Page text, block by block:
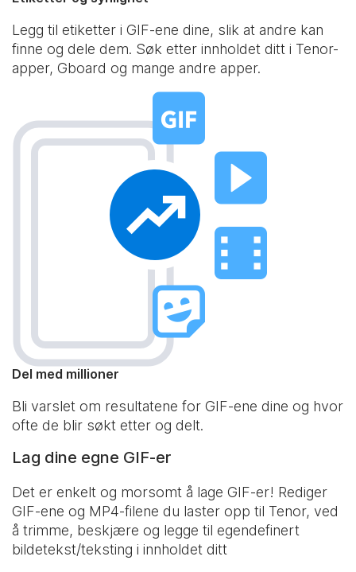
Legg til etiketter i GIF-ene dine, slik at andre kan
finne og dele dem. Søk etter innholdet ditt i Tenor-
apper, Gboard og mange andre apper.
Del med millioner
Bli varslet om resultatene for GIF-ene dine og hvor
ofte de blir søkt etter og delt.
Lag dine egne GIF-er
Det er enkelt og morsomt å lage GIF-er! Rediger
GIF-ene og MP4-filene du laster opp til Tenor, ved
å trimme, beskjære og legge til egendefinert
bildetekst/teksting i innholdet ditt